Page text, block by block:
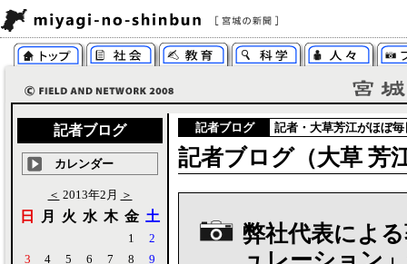
記者ブログ 記者・大草芳江がほぼ
記者ブログ（大草 芳
弊社代表によ
記者ブログ
カレンダー
＜ 2013年2月 ＞
日 月 火 水 木 金 土
1
2
3
4 5 6 7 8
9